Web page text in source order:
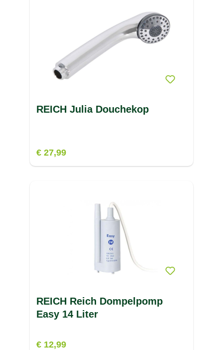
REICH Julia Douchekop
€ 27,99
REICH Reich Dompelpomp
Easy 14 Liter
€ 12,99